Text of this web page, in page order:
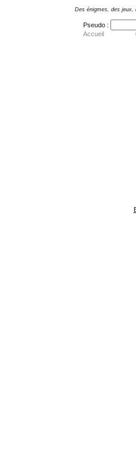
Des énigmes, des jeux,
Pseudo :
Accueil